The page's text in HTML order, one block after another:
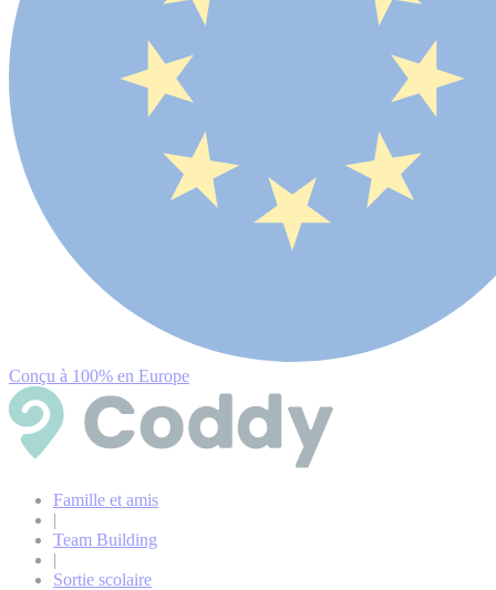
Conçu à 100% en Europe
Famille et amis
|
Team Building
|
Sortie scolaire